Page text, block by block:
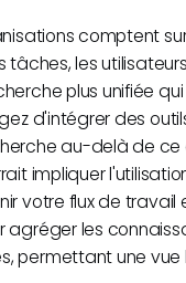
comptent
tâches, les
plus unifiée
d'intégrer des
au-delà de ce
impliquer
votre flux de
agréger les
permettant une